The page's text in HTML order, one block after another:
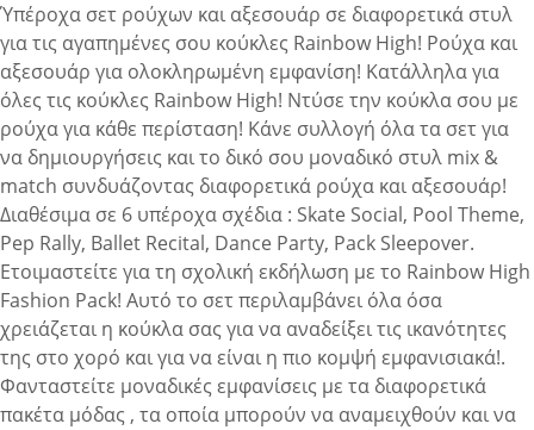
Ύπέροχα σετ ρούχων και αξεσουάρ σε διαφορετικά στυλ
για τις αγαπημένες σου κούκλες Rainbow High! Ρούχα και
αξεσουάρ για ολοκληρωμένη εμφανίση! Κατάλληλα για
όλες τις κούκλες Rainbow High! Ντύσε την κούκλα σου με
ρούχα για κάθε περίσταση! Κάνε συλλογή όλα τα σετ για
να δημιουργήσεις και το δικό σου μοναδικό στυλ mix &
match συνδυάζοντας διαφορετικά ρούχα και αξεσουάρ!
Διαθέσιμα σε 6 υπέροχα σχέδια : Skate Social, Pool Theme,
Pep Rally, Ballet Recital, Dance Party, Pack Sleepover.
Ετοιμαστείτε για τη σχολική εκδήλωση με το Rainbow High
Fashion Pack! Αυτό το σετ περιλαμβάνει όλα όσα
χρειάζεται η κούκλα σας για να αναδείξει τις ικανότητες
της στο χορό και για να είναι η πιο κομψή εμφανισιακά!.
Φανταστείτε μοναδικές εμφανίσεις με τα διαφορετικά
πακέτα μόδας , τα οποία μπορούν να αναμειχθούν και να